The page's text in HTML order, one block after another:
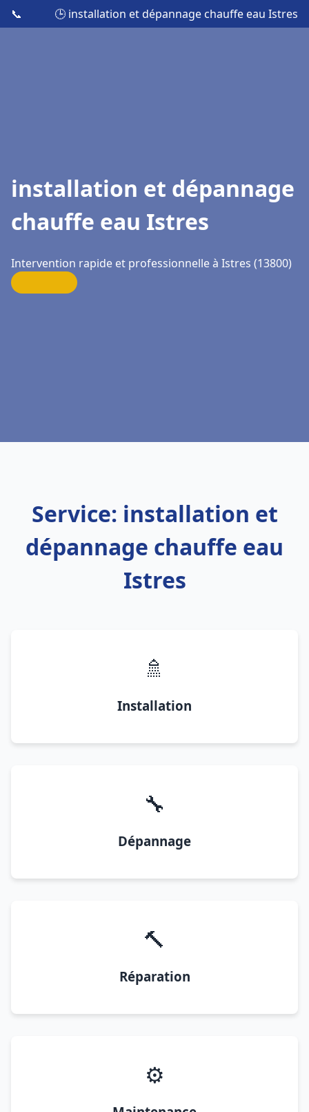
📞 🕒 installation et dépannage chauffe eau Istres
installation et dépannage
chauffe eau Istres
Intervention rapide et professionnelle à Istres (13800)
Service: installation et
dépannage chauffe eau
Istres
🚿
Installation
🔧
Dépannage
🔨
Réparation
⚙️